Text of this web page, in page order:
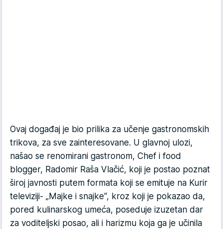
Ovaj događaj je bio prilika za učenje gastronomskih
trikova, za sve zainteresovane. U glavnoj ulozi,
našao se renomirani gastronom, Chef i food
blogger, Radomir Raša Vlačić, koji je postao poznat
široj javnosti putem formata koji se emituje na Kurir
televiziji- „Majke i snajke“, kroz koji je pokazao da,
pored kulinarskog umeća, poseduje izuzetan dar
za voditeljski posao, ali i harizmu koja ga je učinila